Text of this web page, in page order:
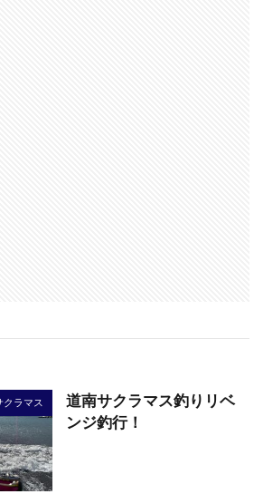
クラマス
道南サクラマス釣りリベ
ンジ釣行！